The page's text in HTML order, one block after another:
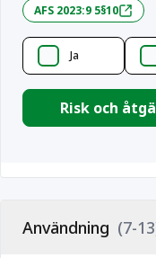
AFS 2023:9 5§10
Ja
Risk och
Användning (7-